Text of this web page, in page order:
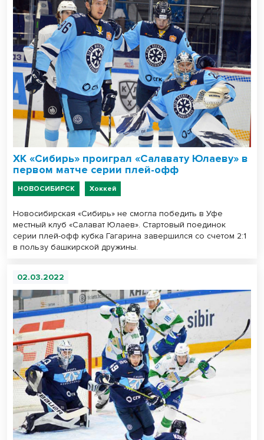
ХК «Сибирь» проиграл «Салавату Юлаеву» в
первом матче серии плей-офф
НОВОСИБИРСК Хоккей
Новосибирская «Сибирь» не смогла победить в Уфе
местный клуб «Салават Юлаев». Стартовый поединок
серии плей-офф кубка Гагарина завершился со счетом 2:1
в пользу башкирской дружины.
02.03.2022